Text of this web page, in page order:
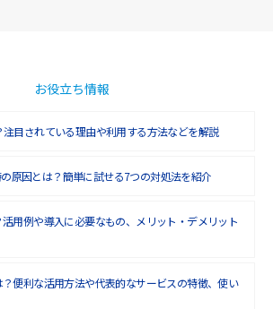
お役立ち情報
目されている理由や利用する方法などを解説
原因とは？簡単に試せる7つの対処法を紹介
用例や導入に必要なもの、メリット・デメリット
便利な活用方法や代表的なサービスの特徴、使い